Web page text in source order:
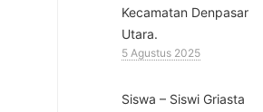
Kecamatan Denpasar
Utara.
5 Agustus 2025
Siswa – Siswi Griasta